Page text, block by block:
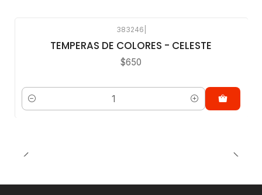
383246
TEMPERAS DE COLORES - CELESTE
$650
Cantidad